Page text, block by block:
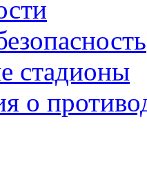
стадионы
о